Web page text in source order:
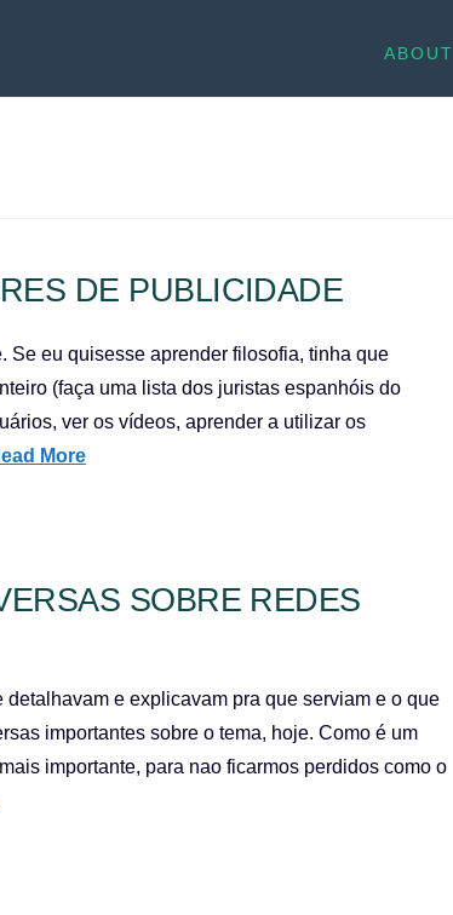
ABOUT
DE PUBLICIDADE
Se eu quisesse aprender filosofia, tinha que
(faça uma lista dos juristas espanhóis do
ver os vídeos, aprender a utilizar os
More
SOBRE REDES
e explicavam pra que serviam e o que
importantes sobre o tema, hoje. Como é um
importante, para nao ficarmos perdidos como o